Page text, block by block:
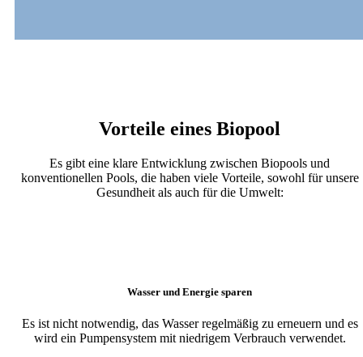
Vorteile eines Biopool
Es gibt eine klare Entwicklung zwischen Biopools und
konventionellen Pools, die haben viele Vorteile, sowohl für unsere
Gesundheit als auch für die Umwelt:
Wasser und Energie sparen
Es ist nicht notwendig, das Wasser regelmäßig zu erneuern und es
wird ein Pumpensystem mit niedrigem Verbrauch verwendet.